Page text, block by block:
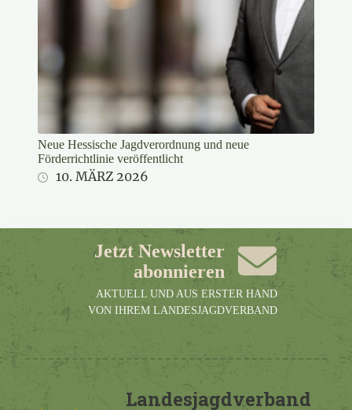
Neue Hessische Jagdverordnung und neue
Förderrichtlinie veröffentlicht
10. MÄRZ 2026
Jetzt Newsletter
abonnieren
AKTUELL UND AUS ERSTER HAND
VON IHREM LANDESJAGDVERBAND
Landesjagdverband